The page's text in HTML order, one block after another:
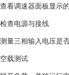
查看调速器面板显示
‌检查电源与接线‌
测量三相输入电压是
‌空载测试‌